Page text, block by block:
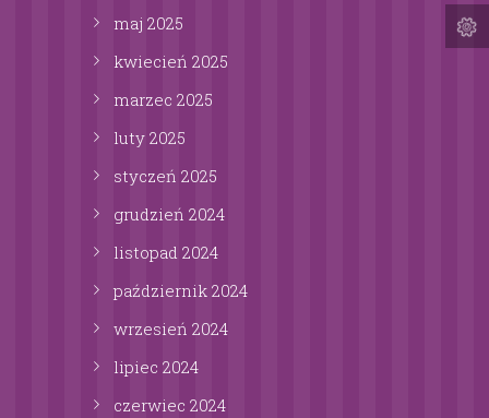
maj 2025
kwiecień 2025
marzec 2025
luty 2025
styczeń 2025
grudzień 2024
listopad 2024
październik 2024
wrzesień 2024
lipiec 2024
czerwiec 2024